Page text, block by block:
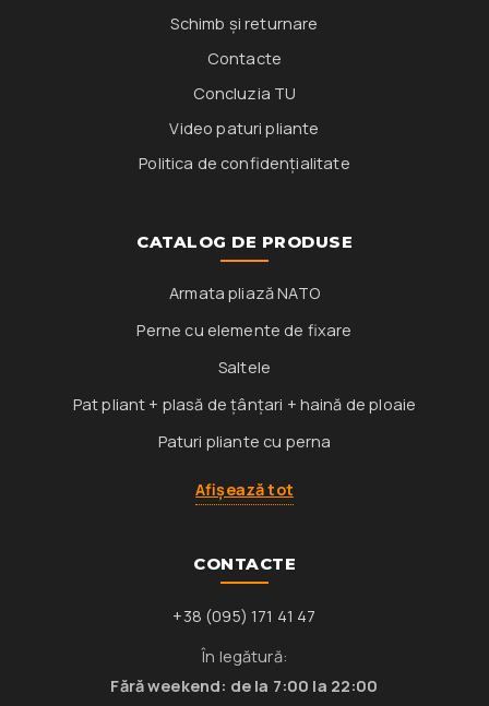
Schimb și returnare
Contacte
Concluzia TU
Video paturi pliante
Politica de confidențialitate
CATALOG DE PRODUSE
Armata pliază NATO
Perne cu elemente de fixare
Saltele
Pat pliant + plasă de țânțari + haină de ploaie
Paturi pliante cu perna
Afișează tot
CONTACTE
+38 (095) 171 41 47
În legătură:
Fără weekend: de la 7:00 la 22:00